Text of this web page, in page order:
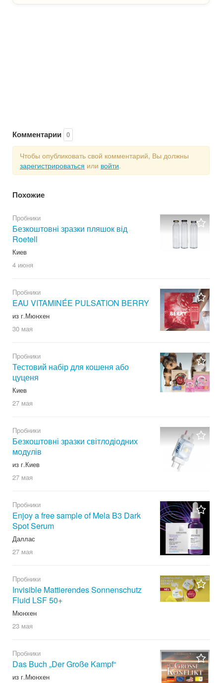
Комментарии 0
Чтобы опубликовать свой комментарий, Вы должны
зарегистрироваться или войти.
Похожие
Пробники
Безкоштовні зразки пляшок від
Roetell
Киев
4 июня
Пробники
EAU VITAMINÉE PULSATION BERRY
из г.Мюнхен
30 мая
Пробники
Тестовий набір для кошеня або
цуценя
Киев
27 мая
Пробники
Безкоштовні зразки світлодіодних
модулів
из г.Киев
27 мая
Пробники
Enjoy a free sample of Mela B3 Dark
Spot Serum
Даллас
27 мая
Пробники
Invisible Mattierendes Sonnenschutz
Fluid LSF 50+
Мюнхен
23 мая
Пробники
Das Buch „Der Große Kampf“
из г.Мюнхен